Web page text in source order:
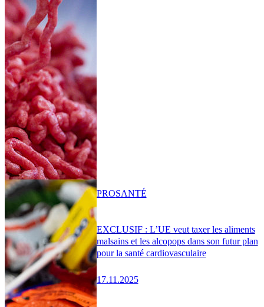
EXCLUSIF : L’UE veut taxer les aliments
malsains et les alcopops dans son futur plan
pour la santé cardiovasculaire
17.11.2025
PROSANTÉ